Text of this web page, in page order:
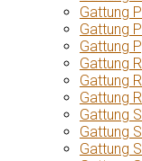
Gattung
Gattung
Gattung
Gattung
Gattung
Gattung
Gattung
Gattung
Gattung